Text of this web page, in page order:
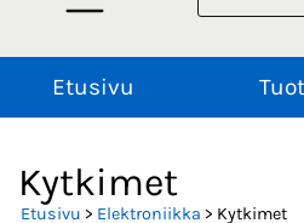
Etusivu
Kytkimet
Etusivu > Elektroniikka > Kytkimet